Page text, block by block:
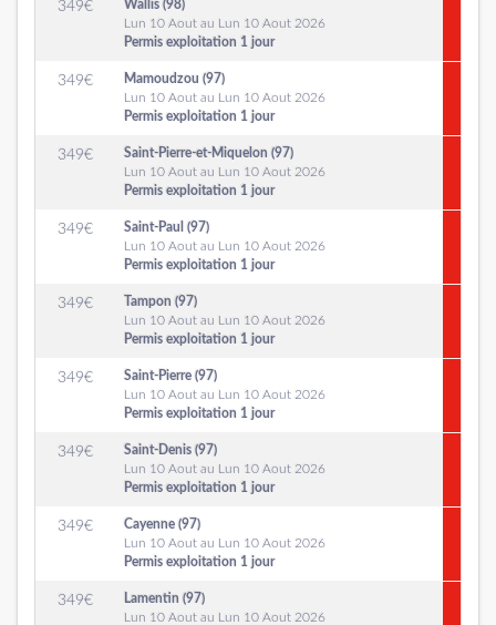
349€
Wallis (98)
Lun 10 Aout au Lun 10 Aout 2026
Permis exploitation 1 jour
349€
Mamoudzou (97)
Lun 10 Aout au Lun 10 Aout 2026
Permis exploitation 1 jour
349€
Saint-Pierre-et-Miquelon (97)
Lun 10 Aout au Lun 10 Aout 2026
Permis exploitation 1 jour
349€
Saint-Paul (97)
Lun 10 Aout au Lun 10 Aout 2026
Permis exploitation 1 jour
349€
Tampon (97)
Lun 10 Aout au Lun 10 Aout 2026
Permis exploitation 1 jour
349€
Saint-Pierre (97)
Lun 10 Aout au Lun 10 Aout 2026
Permis exploitation 1 jour
349€
Saint-Denis (97)
Lun 10 Aout au Lun 10 Aout 2026
Permis exploitation 1 jour
349€
Cayenne (97)
Lun 10 Aout au Lun 10 Aout 2026
Permis exploitation 1 jour
349€
Lamentin (97)
Lun 10 Aout au Lun 10 Aout 2026